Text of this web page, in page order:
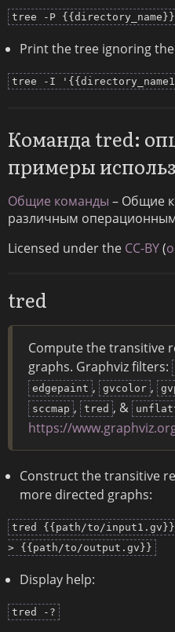
tree -P
Print the tree ignoring
tree -I
Команда tred:
примеры
Общие команды – Общие
различным
Licensed under the CC-BY(
tred
Compute the transitive
graphs. Graphviz filters:
edgepaint , gvcolor ,
sccmap , tred , &
https://
Construct the transitive
more directed graphs:
tred {{path/to/
> {{path/to/output.gv}}
Display help:
tred -?